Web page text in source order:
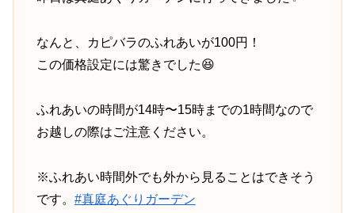
なんと、カピバラのふれあいが100円！
この価格設定には驚きでした😆
ふれあいの時間が14時〜15時までの1時間なので
お越しの際はご注意ください。
※ふれあい時間外でも外から見ることはできそう
です。 #真庭あぐりガーデン